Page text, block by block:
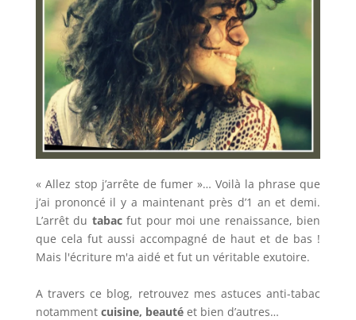
« Allez stop j’arrête de fumer »… Voilà la phrase que
j’ai prononcé il y a maintenant près d’1 an et demi.
L’arrêt du tabacfut pour moi une renaissance, bien
que cela fut aussi accompagné de haut et de bas !
Mais l'écriture m'a aidé et fut un véritable exutoire.
A travers ce blog, retrouvez mes astuces anti-tabac
notamment cuisine, beautéet bien d’autres…